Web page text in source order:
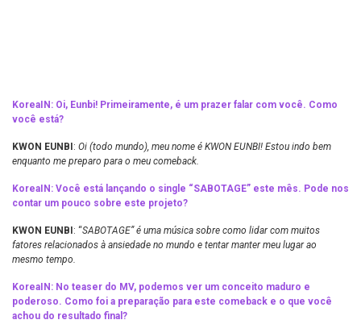
KoreaIN: Oi, Eunbi! Primeiramente, é um prazer falar com você. Como
você está?
KWON EUNBI : Oi (todo mundo), meu nome é KWON EUNBI! Estou indo bem
enquanto me preparo para o meu comeback.
KoreaIN: Você está lançando o single “SABOTAGE” este mês. Pode nos
contar um pouco sobre este projeto?
KWON EUNBI : “SABOTAGE” é uma música sobre como lidar com muitos
fatores relacionados à ansiedade no mundo e tentar manter meu lugar ao
mesmo tempo.
KoreaIN: No teaser do MV, podemos ver um conceito maduro e
poderoso. Como foi a preparação para este comeback e o que você
achou do resultado final?